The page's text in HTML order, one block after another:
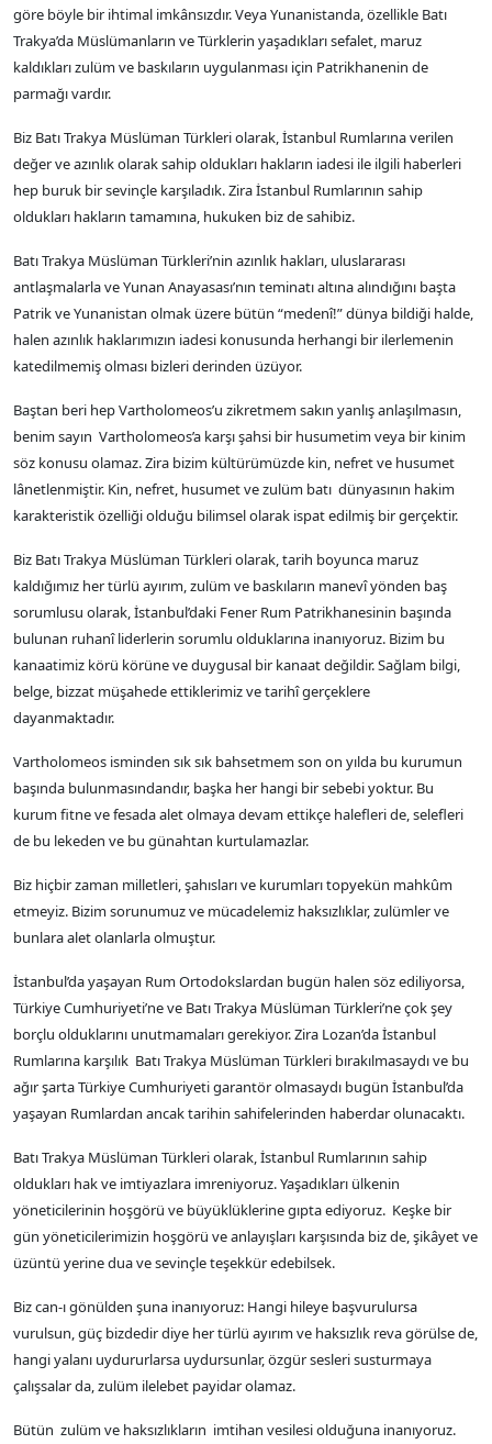
göre böyle bir ihtimal imkânsızdır. Veya Yunanistanda, özellikle Batı
Trakya’da Müslümanların ve Türklerin yaşadıkları sefalet, maruz
kaldıkları zulüm ve baskıların uygulanması için Patrikhanenin de
parmağı vardır.
Biz Batı Trakya Müslüman Türkleri olarak, İstanbul Rumlarına verilen
değer ve azınlık olarak sahip oldukları hakların iadesi ile ilgili haberleri
hep buruk bir sevinçle karşıladık. Zira İstanbul Rumlarının sahip
oldukları hakların tamamına, hukuken biz de sahibiz.
Batı Trakya Müslüman Türkleri’nin azınlık hakları, uluslararası
antlaşmalarla ve Yunan Anayasası’nın teminatı altına alındığını başta
Patrik ve Yunanistan olmak üzere bütün “medenî!” dünya bildiği halde,
halen azınlık haklarımızın iadesi konusunda herhangi bir ilerlemenin
katedilmemiş olması bizleri derinden üzüyor.
Baştan beri hep Vartholomeos’u zikretmem sakın yanlış anlaşılmasın,
benim sayın Vartholomeos’a karşı şahsi bir husumetim veya bir kinim
söz konusu olamaz. Zira bizim kültürümüzde kin, nefret ve husumet
lânetlenmiştir. Kin, nefret, husumet ve zulüm batı dünyasının hakim
karakteristik özelliği olduğu bilimsel olarak ispat edilmiş bir gerçektir.
Biz Batı Trakya Müslüman Türkleri olarak, tarih boyunca maruz
kaldığımız her türlü ayırım, zulüm ve baskıların manevî yönden baş
sorumlusu olarak, İstanbul’daki Fener Rum Patrikhanesinin başında
bulunan ruhanî liderlerin sorumlu olduklarına inanıyoruz. Bizim bu
kanaatimiz körü körüne ve duygusal bir kanaat değildir. Sağlam bilgi,
belge, bizzat müşahede ettiklerimiz ve tarihî gerçeklere
dayanmaktadır.
Vartholomeos isminden sık sık bahsetmem son on yılda bu kurumun
başında bulunmasındandır, başka her hangi bir sebebi yoktur. Bu
kurum fitne ve fesada alet olmaya devam ettikçe halefleri de, selefleri
de bu lekeden ve bu günahtan kurtulamazlar.
Biz hiçbir zaman milletleri, şahısları ve kurumları topyekün mahkûm
etmeyiz. Bizim sorunumuz ve mücadelemiz haksızlıklar, zulümler ve
bunlara alet olanlarla olmuştur.
İstanbul’da yaşayan Rum Ortodokslardan bugün halen söz ediliyorsa,
Türkiye Cumhuriyeti’ne ve Batı Trakya Müslüman Türkleri’ne çok şey
borçlu olduklarını unutmamaları gerekiyor. Zira Lozan’da İstanbul
Rumlarına karşılık Batı Trakya Müslüman Türkleri bırakılmasaydı ve bu
ağır şarta Türkiye Cumhuriyeti garantör olmasaydı bugün İstanbul’da
yaşayan Rumlardan ancak tarihin sahifelerinden haberdar olunacaktı.
Batı Trakya Müslüman Türkleri olarak, İstanbul Rumlarının sahip
oldukları hak ve imtiyazlara imreniyoruz. Yaşadıkları ülkenin
yöneticilerinin hoşgörü ve büyüklüklerine gıpta ediyoruz. Keşke bir
gün yöneticilerimizin hoşgörü ve anlayışları karşısında biz de, şikâyet ve
üzüntü yerine dua ve sevinçle teşekkür edebilsek.
Biz can-ı gönülden şuna inanıyoruz: Hangi hileye başvurulursa
vurulsun, güç bizdedir diye her türlü ayırım ve haksızlık reva görülse de,
hangi yalanı uydururlarsa uydursunlar, özgür sesleri susturmaya
çalışsalar da, zulüm ilelebet payidar olamaz.
Bütün zulüm ve haksızlıkların imtihan vesilesi olduğuna inanıyoruz.